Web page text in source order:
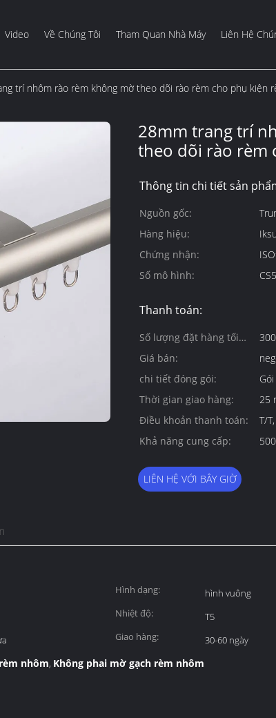
Video Về Chúng Tôi Tham Quan Nhà Máy Liên Hệ
trí nhôm rào rèm không mờ theo dõi rào rèm cho phụ kiện
28mm trang trí
theo dõi rào rèm
Thông tin chi tiết sản
Nguồn gốc:
Hàng hiệu:
Chứng nhận:
Số mô hình:
Thanh toán:
Số lượng đặt hàng tối
thiểu:
Giá bán:
chi tiết đóng gói:
Thời gian giao hàng:
25
Điều khoản thanh toán:
T/
Khả năng cung cấp:
LIÊN HỆ VỚI BÂY GIỜ
Hình dạng:
hình vuông
Nhiệt độ:
T5
Giao hàng:
30-60 ngày
nhôm, Không phai mờ gạch rèm nhôm